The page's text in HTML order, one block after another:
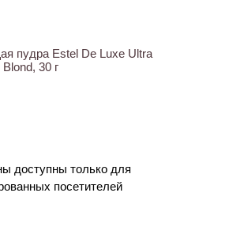
пудра Estel De Luxe Ultra
Blond, 30 г
доступны только для
посетителей